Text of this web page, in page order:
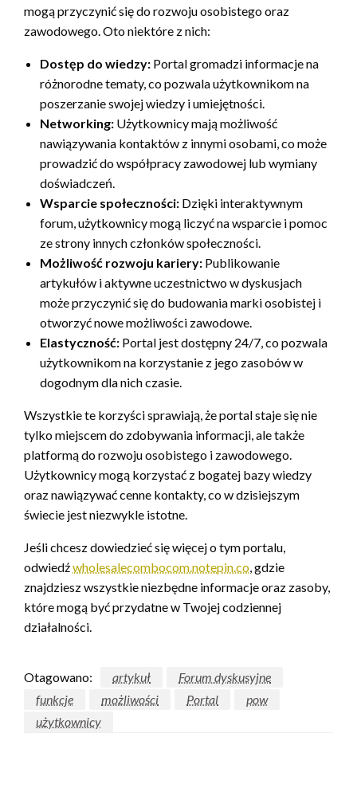
mogą przyczynić się do rozwoju osobistego oraz
zawodowego. Oto niektóre z nich:
Dostęp do wiedzy: Portal gromadzi informacje na
różnorodne tematy, co pozwala użytkownikom na
poszerzanie swojej wiedzy i umiejętności.
Networking: Użytkownicy mają możliwość
nawiązywania kontaktów z innymi osobami, co może
prowadzić do współpracy zawodowej lub wymiany
doświadczeń.
Wsparcie społeczności: Dzięki interaktywnym
forum, użytkownicy mogą liczyć na wsparcie i pomoc
ze strony innych członków społeczności.
Możliwość rozwoju kariery: Publikowanie
artykułów i aktywne uczestnictwo w dyskusjach
może przyczynić się do budowania marki osobistej i
otworzyć nowe możliwości zawodowe.
Elastyczność: Portal jest dostępny 24/7, co pozwala
użytkownikom na korzystanie z jego zasobów w
dogodnym dla nich czasie.
Wszystkie te korzyści sprawiają, że portal staje się nie
tylko miejscem do zdobywania informacji, ale także
platformą do rozwoju osobistego i zawodowego.
Użytkownicy mogą korzystać z bogatej bazy wiedzy
oraz nawiązywać cenne kontakty, co w dzisiejszym
świecie jest niezwykle istotne.
Jeśli chcesz dowiedzieć się więcej o tym portalu,
odwiedźwholesalecombocom.notepin.co, gdzie
znajdziesz wszystkie niezbędne informacje oraz zasoby,
które mogą być przydatne w Twojej codziennej
działalności.
Otagowano: artykuł
Forum dyskusyjne
funkcje
możliwości Portal
pow
użytkownicy